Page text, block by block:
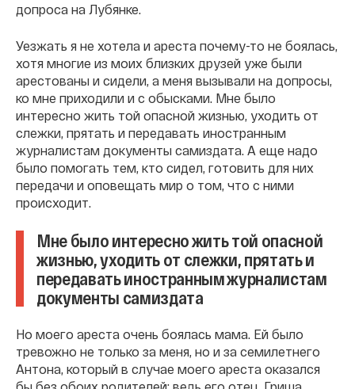
допроса на Лубянке.
Уезжать я не хотела и ареста почему-то не боялась,
хотя многие из моих близких друзей уже были
арестованы и сидели, а меня вызывали на допросы,
ко мне приходили и с обысками. Мне было
интересно жить той опасной жизнью, уходить от
слежки, прятать и передавать иностранным
журналистам документы самиздата. А еще надо
было помогать тем, кто сидел, готовить для них
передачи и оповещать мир о том, что с ними
происходит.
Мне было интересно жить той опасной
жизнью, уходить от слежки, прятать и
передавать иностранным журналистам
документы самиздата
Но моего ареста очень боялась мама. Ей было
тревожно не только за меня, но и за семилетнего
Антона, который в случае моего ареста оказался
бы без обоих родителей: ведь его отец, Гриша